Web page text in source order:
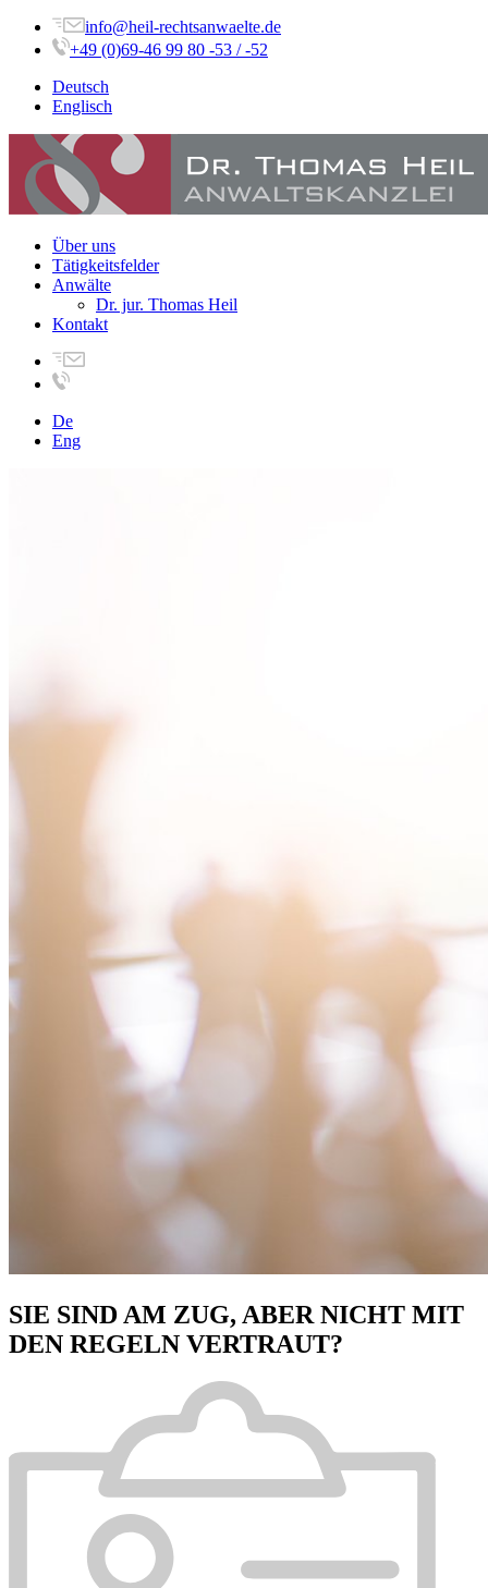
info@heil-rechtsanwaelte.de
+49 (0)69-46 99 80 -53 / -52
Deutsch
Englisch
Über uns
Tätigkeitsfelder
Anwälte
Dr. jur. Thomas Heil
Kontakt
De
Eng
SIE SIND AM ZUG, ABER NICHT MIT
DEN REGELN VERTRAUT?